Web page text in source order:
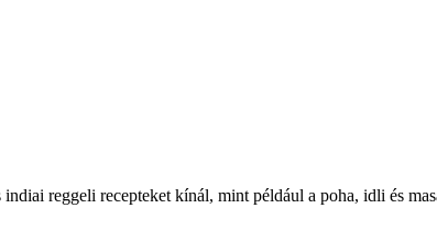
indiai reggeli recepteket kínál, mint például a poha, idli és